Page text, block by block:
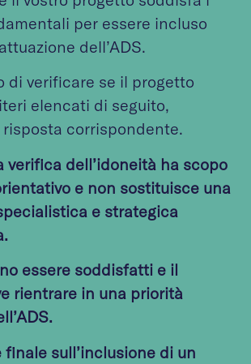
per essere incluso
dell’ADS.
di verificare se il progetto
elencati di seguito,
corrispondente.
verifica dell’idoneità ha scopo
e non sostituisce una
e strategica
essere soddisfatti e il
rientrare in una priorità
finale sull’inclusione di un